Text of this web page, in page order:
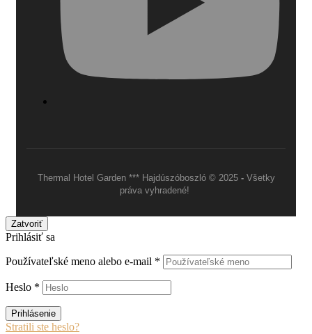
Thermal Hotel Garden *** Hajdúszóboszló © 2025- Všetky
práva vyhradené!
Zatvoriť
Prihlásiť sa
Používateľské meno alebo e-mail *
Heslo *
Prihlásenie
Stratili ste heslo?